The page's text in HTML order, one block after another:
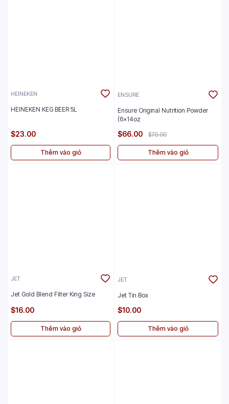
HEINEKEN
HEINEKEN KEG BEER 5L
$23.00
Thêm vào giỏ
ENSURE
Ensure Original Nutrition Powder
(6x14oz
$66.00 $70.00
Thêm vào giỏ
JET
Jet Gold Blend Filter King Size
$16.00
Thêm vào giỏ
JET
Jet Tin Box
$10.00
Thêm vào giỏ